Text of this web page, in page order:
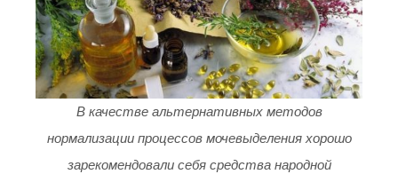
В качестве альтернативных методов
нормализации процессов мочевыделения хорошо
зарекомендовали себя средства народной